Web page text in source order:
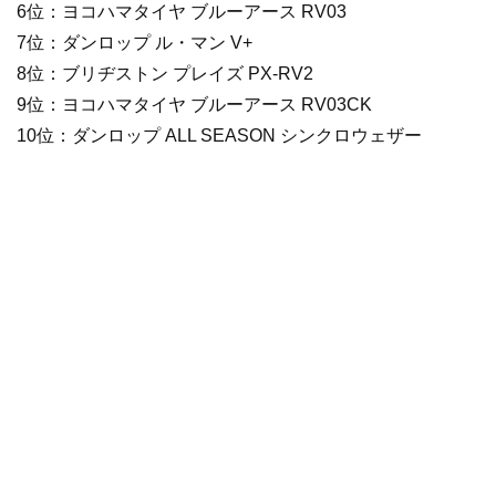
6位：ヨコハマタイヤ ブルーアース RV03
7位：ダンロップ ル・マン V+
8位：ブリヂストン プレイズ PX-RV2
9位：ヨコハマタイヤ ブルーアース RV03CK
10位：ダンロップ ALL SEASON シンクロウェザー